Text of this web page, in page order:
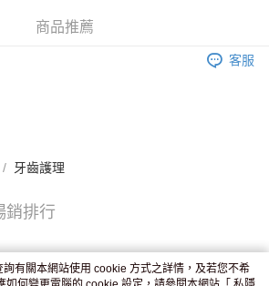
認後2-4個工作天到店，7天內取。逾期後
商品推薦
客服
牙齒護理
銷排行
有關本網站使用 cookie 方式之詳情，及若您不希